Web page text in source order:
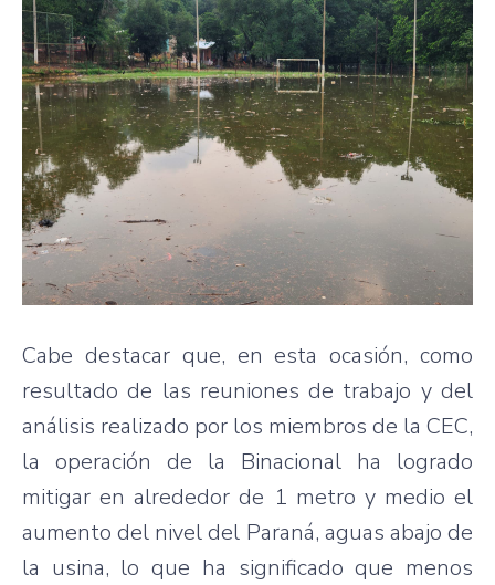
Cabe destacar que, en esta ocasión, como
resultado de las reuniones de trabajo y del
análisis realizado por los miembros de la CEC,
la operación de la Binacional ha logrado
mitigar en alrededor de 1 metro y medio el
aumento del nivel del Paraná, aguas abajo de
la usina, lo que ha significado que menos